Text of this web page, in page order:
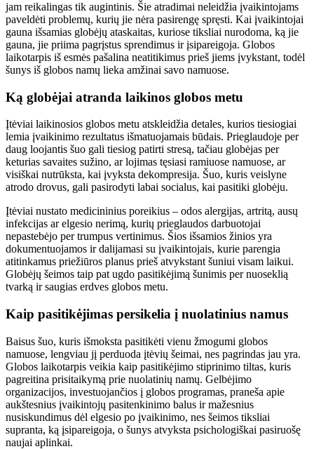
jam reikalingas tik augintinis. Šie atradimai neleidžia įvaikintojams
paveldėti problemų, kurių jie nėra pasirengę spręsti. Kai įvaikintojai
gauna išsamias globėjų ataskaitas, kuriose tiksliai nurodoma, ką jie
gauna, jie priima pagrįstus sprendimus ir įsipareigoja. Globos
laikotarpis iš esmės pašalina neatitikimus prieš jiems įvykstant, todėl
šunys iš globos namų lieka amžinai savo namuose.
Ką globėjai atranda laikinos globos metu
Įtėviai laikinosios globos metu atskleidžia detales, kurios tiesiogiai
lemia įvaikinimo rezultatus išmatuojamais būdais. Prieglaudoje per
daug loojantis šuo gali tiesiog patirti stresą, tačiau globėjas per
keturias savaites sužino, ar lojimas tęsiasi ramiuose namuose, ar
visiškai nutrūksta, kai įvyksta dekompresija. Šuo, kuris veislyne
atrodo drovus, gali pasirodyti labai socialus, kai pasitiki globėju.
Įtėviai nustato medicininius poreikius – odos alergijas, artritą, ausų
infekcijas ar elgesio nerimą, kurių prieglaudos darbuotojai
nepastebėjo per trumpus vertinimus. Šios išsamios žinios yra
dokumentuojamos ir dalijamasi su įvaikintojais, kurie parengia
atitinkamus priežiūros planus prieš atvykstant šuniui visam laikui.
Globėjų šeimos taip pat ugdo pasitikėjimą šunimis per nuoseklią
tvarką ir saugias erdves globos metu.
Kaip pasitikėjimas persikelia į nuolatinius namus
Baisus šuo, kuris išmoksta pasitikėti vienu žmogumi globos
namuose, lengviau jį perduoda įtėvių šeimai, nes pagrindas jau yra.
Globos laikotarpis veikia kaip pasitikėjimo stiprinimo tiltas, kuris
pagreitina prisitaikymą prie nuolatinių namų. Gelbėjimo
organizacijos, investuojančios į globos programas, praneša apie
aukštesnius įvaikintojų pasitenkinimo balus ir mažesnius
nusiskundimus dėl elgesio po įvaikinimo, nes šeimos tiksliai
supranta, ką įsipareigoja, o šunys atvyksta psichologiškai pasiruošę
naujai aplinkai.